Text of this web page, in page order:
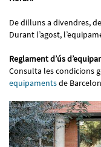
De dilluns a divendres,
Durant l’agost,
Reglament d’ús
Consulta les condicions
equipamentsde